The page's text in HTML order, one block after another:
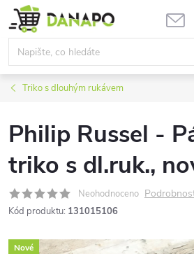
Přejít
na
obsah
Triko s dlouhým rukávem
Philip Russel -
triko s dl.ruk.,
Neohodnoceno
Kód produktu: 131015106
Nové